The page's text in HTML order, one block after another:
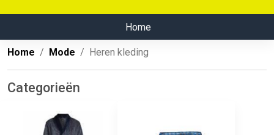
Home
Home Mode Heren kleding
Categorieën